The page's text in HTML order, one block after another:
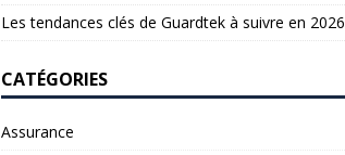
Les tendances clés de Guardtek à suivre en 2026
CATÉGORIES
Assurance